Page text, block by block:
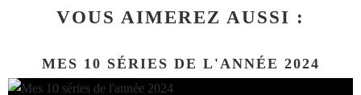
VOUS AIMEREZ AUSSI :
MES 10 SÉRIES DE L'ANNÉE 2024